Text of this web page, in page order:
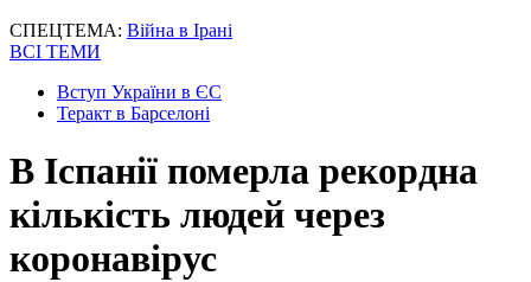
СПЕЦТЕМА: Війна в Ірані
ВСІ ТЕМИ
Вступ України в ЄС
Теракт в Барселоні
В Іспанії померла рекордна
кількість людей через
коронавірус